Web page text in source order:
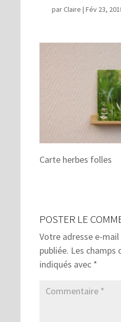
parClaire | Fév 23,
Carte herbes folles
POSTER LE
Votre adresse e-mail
publiée. Les
indiqués avec *